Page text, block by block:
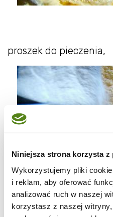
Niniejsza strona korzysta z
Wykorzystujemy pliki
i reklam, aby oferować
analizować ruch w naszej
korzystasz z naszej
proszek do pieczenia,